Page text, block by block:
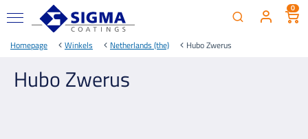
0
Homepage Winkels Netherlands (the) Hubo Zwerus
Hubo Zwerus